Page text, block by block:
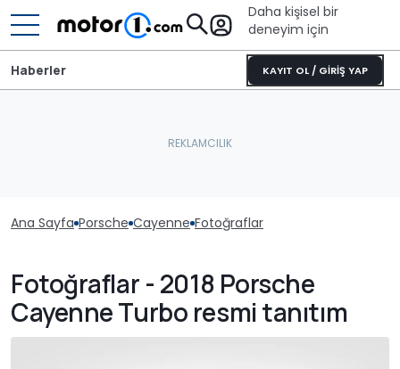
Daha kişisel bir
deneyim için
KAYIT OL / GİRİŞ YAP
Haberler
Ana Sayfa Porsche Cayenne Fotoğraflar
Fotoğraflar - 2018 Porsche
Cayenne Turbo resmi tanıtım